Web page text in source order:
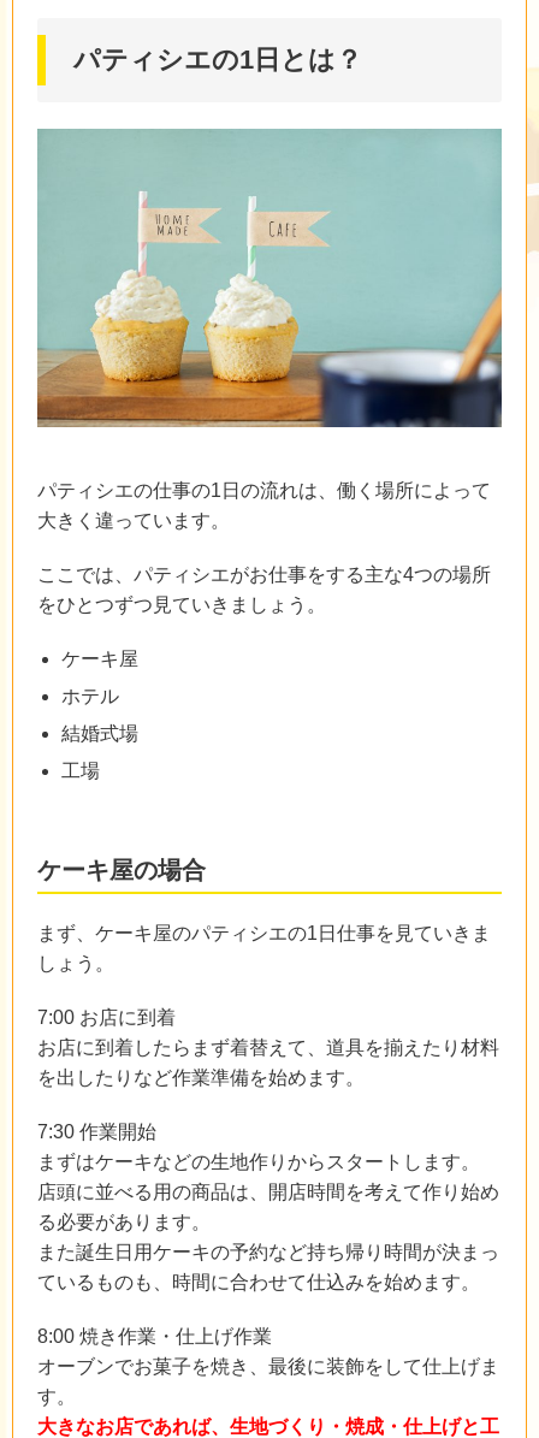
パティシエの1日とは？
パティシエの仕事の1日の流れは、働く場所によって
大きく違っています。
ここでは、パティシエがお仕事をする主な4つの場所
をひとつずつ見ていきましょう。
ケーキ屋
ホテル
結婚式場
工場
ケーキ屋の場合
まず、ケーキ屋のパティシエの1日仕事を見ていきま
しょう。
7:00 お店に到着
お店に到着したらまず着替えて、道具を揃えたり材料
を出したりなど作業準備を始めます。
7:30 作業開始
まずはケーキなどの生地作りからスタートします。
店頭に並べる用の商品は、開店時間を考えて作り始め
る必要があります。
また誕生日用ケーキの予約など持ち帰り時間が決まっ
ているものも、時間に合わせて仕込みを始めます。
8:00 焼き作業・仕上げ作業
オーブンでお菓子を焼き、最後に装飾をして仕上げま
す。
大きなお店であれば、生地づくり・焼成・仕上げと工